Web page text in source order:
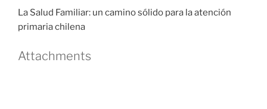
La Salud Familiar: un camino sólido para la atención
primaria chilena
Attachments